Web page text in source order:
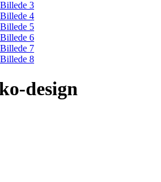
design